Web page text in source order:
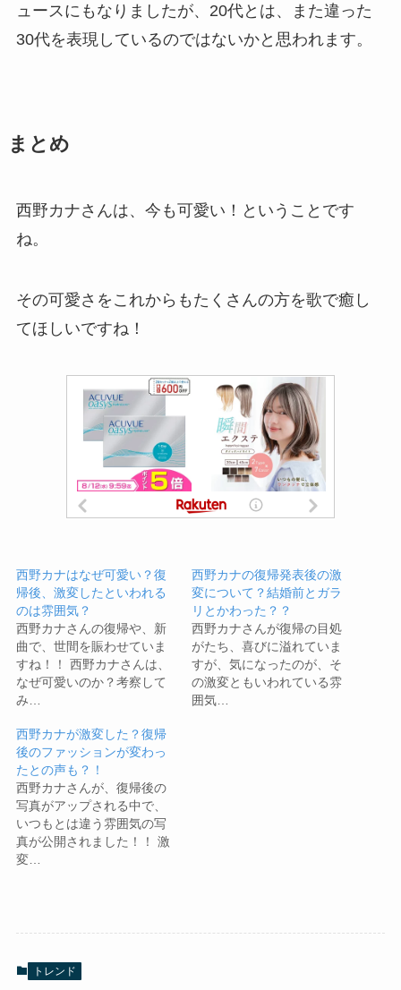
ュースにもなりましたが、20代とは、また違った
30代を表現しているのではないかと思われます。
まとめ
西野カナさんは、今も可愛い！ということです
ね。
その可愛さをこれからもたくさんの方を歌で癒し
てほしいですね！
西野カナはなぜ可愛い？復
帰後、激変したといわれる
のは雰囲気？
西野カナさんの復帰や、新
曲で、世間を賑わせていま
すね！！ 西野カナさんは、
なぜ可愛いのか？考察して
み…
西野カナの復帰発表後の激
変について？結婚前とガラ
リとかわった？？
西野カナさんが復帰の目処
がたち、喜びに溢れていま
すが、気になったのが、そ
の激変ともいわれている雰
囲気…
西野カナが激変した？復帰
後のファッションが変わっ
たとの声も？！
西野カナさんが、復帰後の
写真がアップされる中で、
いつもとは違う雰囲気の写
真が公開されました！！ 激
変…
トレンド